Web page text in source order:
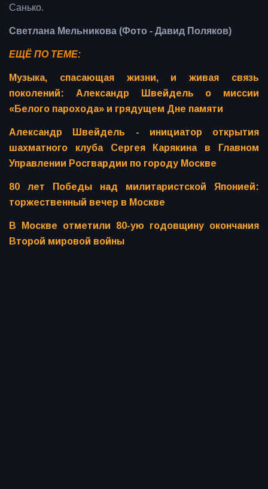
Санько.
Светлана Мельникова (Фото - Давид Поляков)
ЕЩЁ ПО ТЕМЕ:
Музыка, спасающая жизни, и живая связь
поколений: Александр Швейдель о миссии
«Белого парохода» и грядущем Дне памяти
Александр Швейдель - инициатор открытия
шахматного клуба Сергея Карякина в Главном
Управлении Росгвардии по городу Москве
80 лет Победы над милитаристской Японией:
торжественный вечер в Москве
В Москве отметили 80-ую годовщину окончания
Второй мировой войны